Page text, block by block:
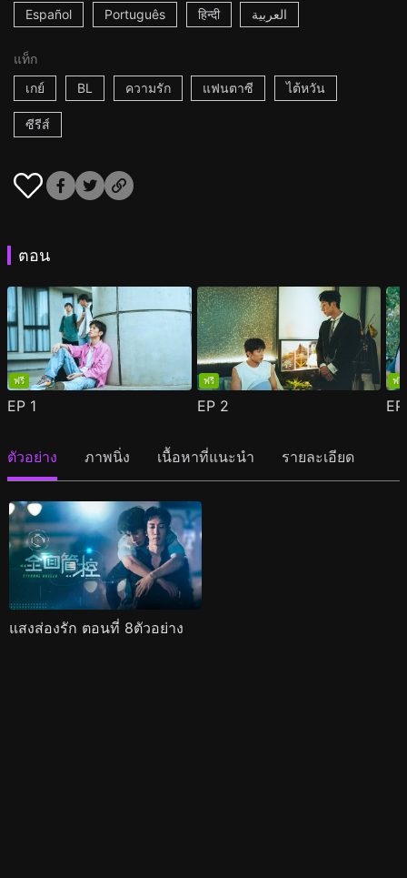
Español Português हिन्दी العربية
แท็ก
เกย์
BL ความรัก แฟนตาซี ไต้หวัน
ซีรีส์
ตอน
ฟรี
EP 1
ฟรี
EP 2
ฟรี
ตัวอย่าง ภาพนิ่ง เนื้อหาที่แนะนำ รายละเอียด
แสงส่องรัก ตอนที่ 8ตัวอย่าง